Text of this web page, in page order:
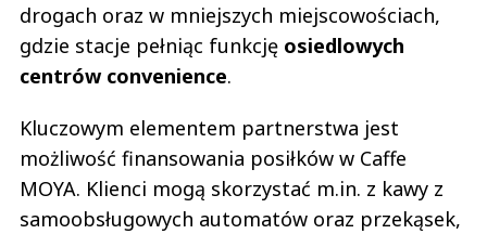
drogach oraz w mniejszych miejscowościach,
gdzie stacje pełniąc funkcję osiedlowych
centrów convenience.
Kluczowym elementem partnerstwa jest
możliwość finansowania posiłków w Caffe
MOYA. Klienci mogą skorzystać m.in. z kawy z
samoobsługowych automatów oraz przekąsek,